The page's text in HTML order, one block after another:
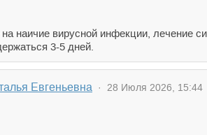
на наичие вирусной инфекции,
3-5 дней.
Евгеньевна · 28 Июля 2026, 15:44